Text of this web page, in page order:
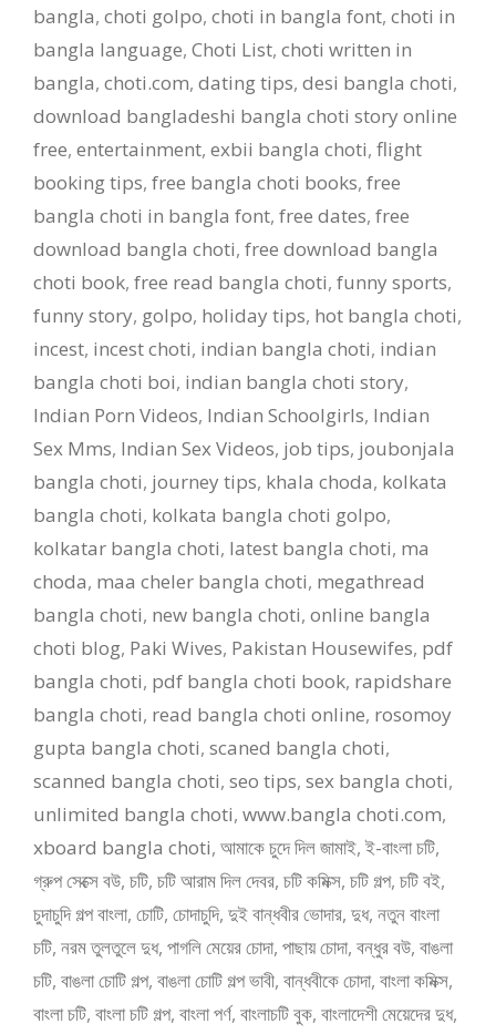
bangla, choti golpo, choti in bangla font, choti in
bangla language, Choti List, choti written in
bangla, choti.com, dating tips, desi bangla choti,
download bangladeshi bangla choti story online
free, entertainment, exbii bangla choti, flight
booking tips, free bangla choti books, free
bangla choti in bangla font, free dates, free
download bangla choti, free download bangla
choti book, free read bangla choti, funny sports,
funny story, golpo, holiday tips, hot bangla choti,
incest, incest choti, indian bangla choti, indian
bangla choti boi, indian bangla choti story,
Indian Porn Videos, Indian Schoolgirls, Indian
Sex Mms, Indian Sex Videos, job tips, joubonjala
bangla choti, journey tips, khala choda, kolkata
bangla choti, kolkata bangla choti golpo,
kolkatar bangla choti, latest bangla choti, ma
choda, maa cheler bangla choti, megathread
bangla choti, new bangla choti, online bangla
choti blog, Paki Wives, Pakistan Housewifes, pdf
bangla choti, pdf bangla choti book, rapidshare
bangla choti, read bangla choti online, rosomoy
gupta bangla choti, scaned bangla choti,
scanned bangla choti, seo tips, sex bangla choti,
unlimited bangla choti, www.bangla choti.com,
xboard bangla choti, আমাকে চুদে দিল জামাই,ই-বাংলা চটি,
গ্রুপ সেক্সে বউ, চটি, চটি আরাম দিল দেবর, চটি কমিক্স, চটি গল্প, চটি বই,
চুদাচুদি গল্প বাংলা, চোটি, চোদাচুদি, দুই বান্ধবীর ভোদার, দুধ, নতুন বাংলা
চটি, নরম তুলতুলে দুধ, পাগলি মেয়ের চোদা, পাছায় চোদা, বন্ধুর বউ, বাঙলা
চটি, বাঙলা চোটি গল্প, বাঙলা চোটি গল্প ভাবী, বান্ধবীকে চোদা, বাংলা কমিক্স,
বাংলা চটি, বাংলা চটি গল্প, বাংলা পর্ণ, বাংলাচটি বুক, বাংলাদেশী মেয়েদের দুধ,